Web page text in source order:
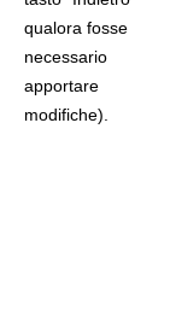
qualora fosse
necessario
apportare
modifiche).